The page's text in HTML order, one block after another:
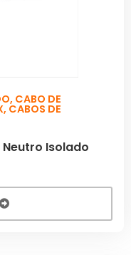
, CABO DE
, CABOS DE
Neutro Isolado